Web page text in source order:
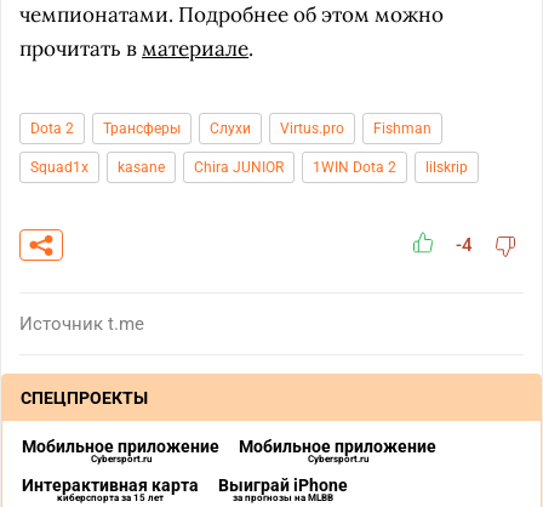
чемпионатами. Подробнее об этом можно
прочитать вматериале.
Dota 2 Трансферы Слухи Virtus.pro Fishman
Squad1x kasane Chira JUNIOR 1WIN Dota 2 lilskrip
-4
Источник t.me
СПЕЦПРОЕКТЫ
Мобильное приложение
Cybersport.ru
Мобильное приложение
Cybersport.ru
Интерактивная карта
киберспорта за 15 лет
Выиграй iPhone
за прогнозы на MLBB